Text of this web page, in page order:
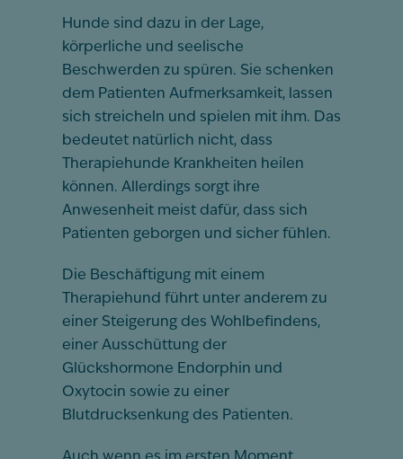
Hunde sind dazu in der Lage,
körperliche und seelische
Beschwerden zu spüren. Sie schenken
dem Patienten Aufmerksamkeit, lassen
sich streicheln und spielen mit ihm. Das
bedeutet natürlich nicht, dass
Therapiehunde Krankheiten heilen
können. Allerdings sorgt ihre
Anwesenheit meist dafür, dass sich
Patienten geborgen und sicher fühlen.
Die Beschäftigung mit einem
Therapiehund führt unter anderem zu
einer Steigerung des Wohlbefindens,
einer Ausschüttung der
Glückshormone Endorphin und
Oxytocin sowie zu einer
Blutdrucksenkung des Patienten.